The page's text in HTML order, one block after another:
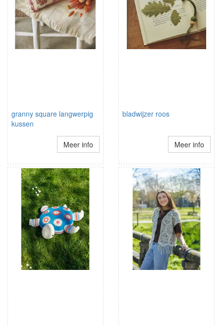
granny square langwerpig
kussen
Meer info
bladwijzer roos
Meer info